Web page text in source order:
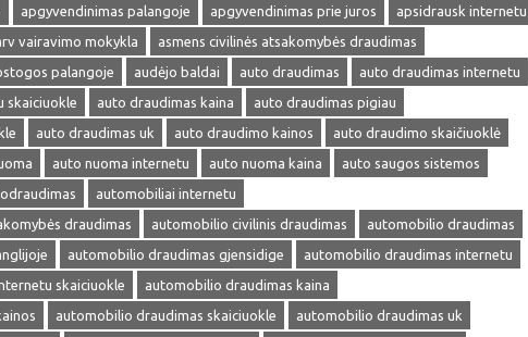
apgyvendinimas palangoje apgyvendinimas prie juros
apsidrausk internetu
vairavimo mokykla
asmens civilinės atsakomybės draudimas
palangoje audėjo baldai auto draudimas
auto draudimas internetu
skaiciuokle
auto draudimas kaina
auto draudimas pigiau
auto draudimas uk auto draudimo kainos
auto draudimo skaičiuoklė
auto nuoma internetu auto nuoma kaina
auto saugos sistemos
automobiliai internetu
draudimas
automobilio civilinis draudimas
automobilio draudimas
automobilio draudimas gjensidige
automobilio draudimas internetu
skaiciuokle
automobilio draudimas kaina
automobilio draudimas skaiciuokle
automobilio draudimas uk